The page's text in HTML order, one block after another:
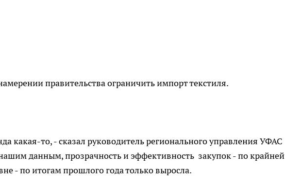
правительства ограничить импорт текстиля.
какая-то, - сказал руководитель регионального управления УФАС
данным, прозрачность и эффективность закупок - по крайней
- по итогам прошлого года только выросла.